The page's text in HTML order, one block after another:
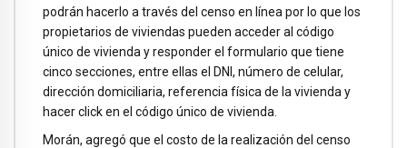
podrán hacerlo a través del censo en línea por lo que los
propietarios de viviendas pueden acceder al código
único de vivienda y responder el formulario que tiene
cinco secciones, entre ellas el DNI, número de celular,
dirección domiciliaria, referencia física de la vivienda y
hacer click en el código único de vivienda.
Morán, agregó que el costo de la realización del censo